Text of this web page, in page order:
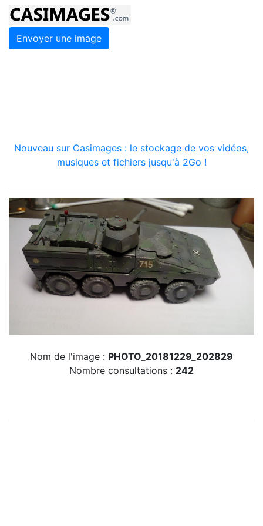
Envoyer une image
Nouveau sur Casimages : le stockage de vos vidéos,
musiques et fichiers jusqu'à 2Go !
Nom de l'image : PHOTO_20181229_202829
Nombre consultations : 242